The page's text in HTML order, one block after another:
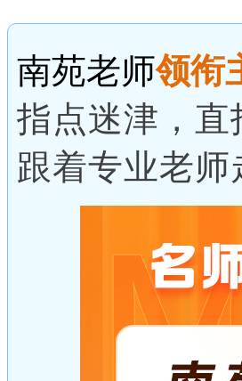
南苑老师领衔
指点迷津，
跟着专业老师